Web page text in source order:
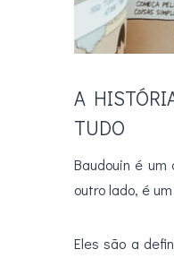
A
TUDO
Baudouin é
outro lado, é
Eles são a